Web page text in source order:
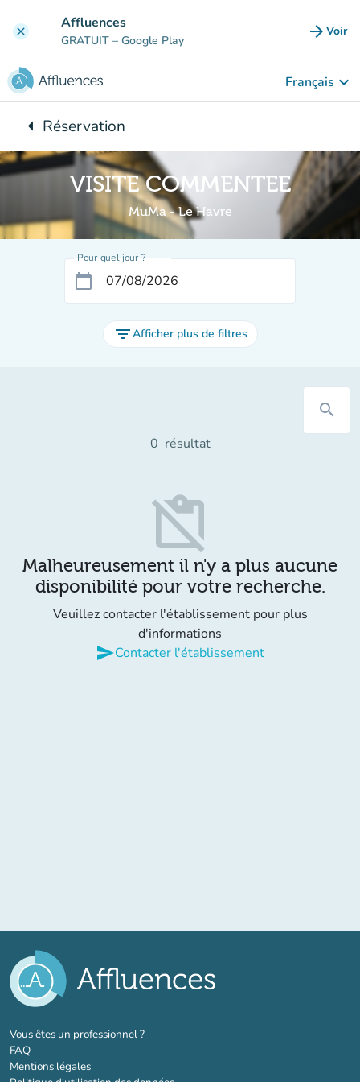
clear Affluences
GRATUIT – Google Play arrow_forward Voir
Français keyboard_arrow_down
arrow_leftRetour à :
Réservation
VISITE COMMENTEE
MuMa - Le Havre
Pour quel jour ?
calendar_today
filter_listAfficher plus de filtres
search
0 résultat
content_paste_off
Malheureusement il n'y a plus aucune
disponibilité pour votre recherche.
Veuillez contacter l'établissement pour plus
d'informations
sendContacter l'établissement
Vous êtes un professionnel ?(nouvel onglet)
FAQ
Mentions légales